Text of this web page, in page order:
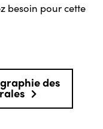
besoin pour cette
des